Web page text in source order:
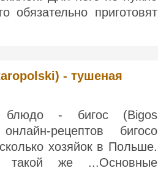
обязательно приготовят
- тушеная
блюдо - бигос (Bigos
рецептов бигосо
хозяйок в Польше.
такой же ...Основные